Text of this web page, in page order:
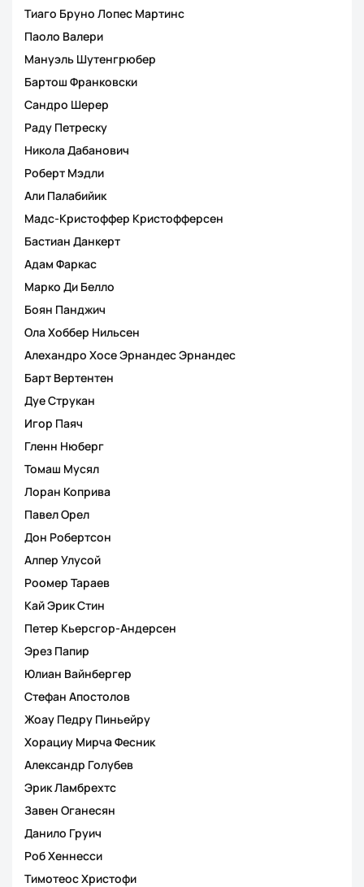
Тиаго Бруно Лопес Мартинс
Паоло Валери
Мануэль Шутенгрюбер
Бартош Франковски
Сандро Шерер
Раду Петреску
Никола Дабанович
Роберт Мэдли
Али Палабийик
Мадс-Кристоффер Кристофферсен
Бастиан Данкерт
Адам Фаркас
Марко Ди Белло
Боян Панджич
Ола Хоббер Нильсен
Алехандро Хосе Эрнандес Эрнандес
Барт Вертентен
Дуе Струкан
Игор Паяч
Гленн Нюберг
Томаш Мусял
Лоран Коприва
Павел Орел
Дон Робертсон
Алпер Улусой
Роомер Тараев
Кай Эрик Стин
Петер Кьерсгор-Андерсен
Эрез Папир
Юлиан Вайнбергер
Стефан Апостолов
Жоау Педру Пиньейру
Хорациу Мирча Фесник
Александр Голубев
Эрик Ламбрехтс
Завен Оганесян
Данило Груич
Роб Хеннесси
Тимотеос Христофи